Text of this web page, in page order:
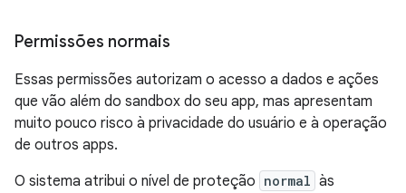
Permissões normais
Essas permissões autorizam o acesso a dados e ações
que vão além do sandbox do seu app, mas apresentam
muito pouco risco à privacidade do usuário e à operação
de outros apps.
O sistema atribui o nível de proteção normal às